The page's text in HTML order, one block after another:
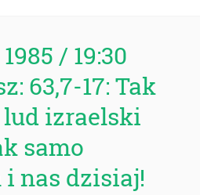
/ 19:30
63,7-17: Tak
lud izraelski
samo
nas dzisiaj!